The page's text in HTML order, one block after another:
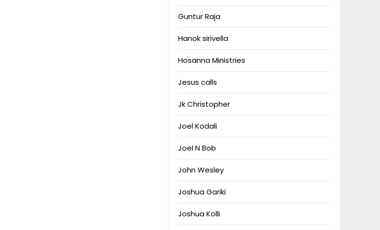
Guntur Raja
Hanok sirivella
Hosanna Ministries
Jesus calls
Jk Christopher
Joel Kodali
Joel N Bob
John Wesley
Joshua Gariki
Joshua Kolli